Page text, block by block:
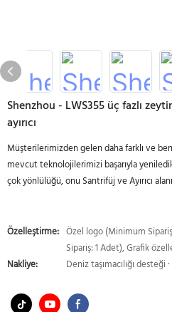
Shenzhou - LWS355 üç fazlı
ayırıcı
Müşterilerimizden gelen daha farklı ve
mevcut teknolojilerimizi başarıyla
çok yönlülüğü, onu Santrifüj ve Ayırıcı
Özelleştirme: Özel logo (Minimum
Sipariş: 1 Adet), Grafik
Nakliye:
Deniz taşımacılığı desteği ·